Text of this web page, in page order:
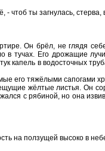
чтоб ты загнулась, стерва,
Он брёл, не глядя
тучах. Его дрожащие
капель в водосточных
его тяжёлыми сапогами
жёлтые листья. Он
с рябиной, но она
на ползущей высоко в